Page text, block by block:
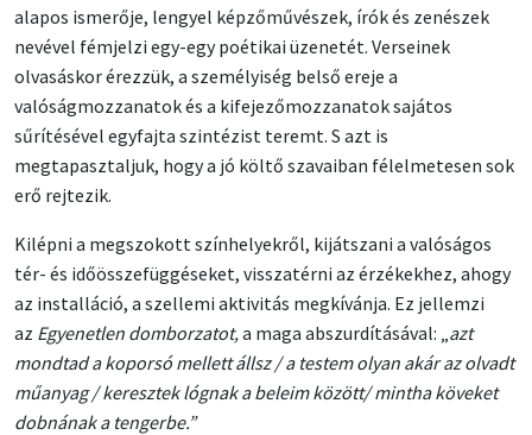
alapos ismerője, lengyel képzőművészek, írók és zenészek
nevével fémjelzi egy-egy poétikai üzenetét. Verseinek
olvasáskor érezzük, a személyiség belső ereje a
valóságmozzanatok és a kifejezőmozzanatok sajátos
sűrítésével egyfajta szintézist teremt. S azt is
megtapasztaljuk, hogy a jó költő szavaiban félelmetesen sok
erő rejtezik.
Kilépni a megszokott színhelyekről, kijátszani a valóságos
tér- és időösszefüggéseket, visszatérni az érzékekhez, ahogy
az installáció, a szellemi aktivitás megkívánja. Ez jellemzi
az Egyenetlen domborzatot,a maga abszurdításával: „ azt
mondtad a koporsó mellett állsz / a testem olyan akár az olvadt
műanyag / keresztek lógnak a beleim között/ mintha köveket
dobnának a tengerbe.”